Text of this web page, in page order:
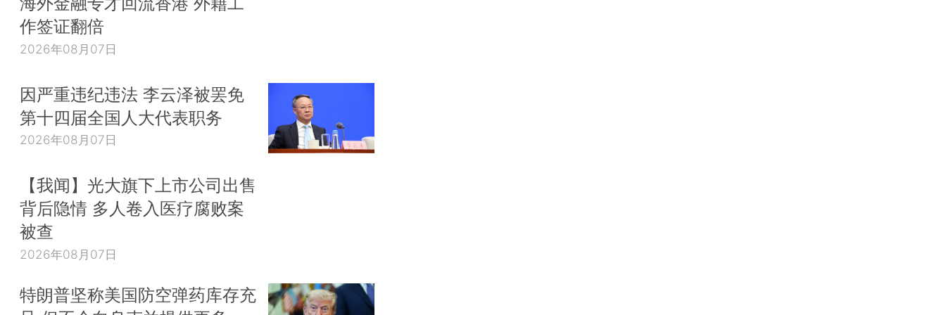
作签证翻倍
2026年08月07日
因严重违纪违法 李云泽被罢免
第十四届全国人大代表职务
2026年08月07日
【我闻】光大旗下上市公司出售
背后隐情 多人卷入医疗腐败案
被查
2026年08月07日
特朗普坚称美国防空弹药库存充